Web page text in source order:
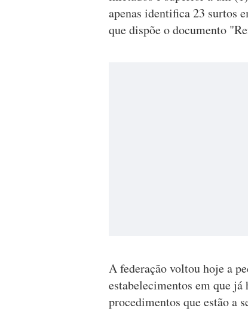
apenas identifica 23 surtos
que dispõe o documento
A federação voltou hoje a
estabelecimentos em que já
procedimentos que estão a